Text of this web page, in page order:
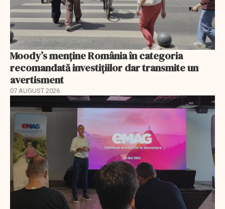
Moody’s menține România în categoria
recomandată investițiilor dar transmite un
avertisment
07 AUGUST 2026